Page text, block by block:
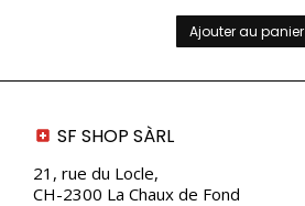
Ajouter au panier
SF SHOP SÀRL
21, rue du Locle,
CH-2300 La Chaux de Fond